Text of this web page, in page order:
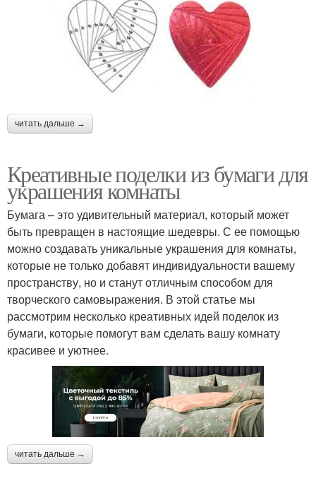
читать дальше →
Креативные поделки из бумаги для
украшения комнаты
Бумага – это удивительный материал, который может
быть превращен в настоящие шедевры. С ее помощью
можно создавать уникальные украшения для комнаты,
которые не только добавят индивидуальности вашему
пространству, но и станут отличным способом для
творческого самовыражения. В этой статье мы
рассмотрим несколько креативных идей поделок из
бумаги, которые помогут вам сделать вашу комнату
красивее и уютнее.
читать дальше →